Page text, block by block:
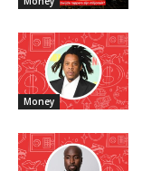
Money